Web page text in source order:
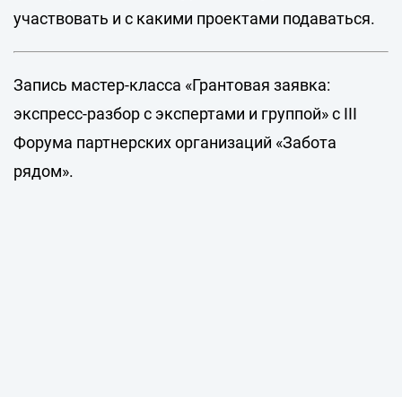
участвовать и с какими проектами подаваться.
Запись мастер-класса «Грантовая заявка:
экспресс-разбор с экспертами и группой» с III
Форума партнерских организаций «Забота
рядом».